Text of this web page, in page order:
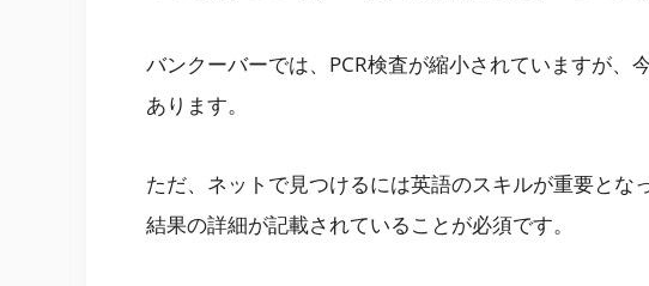
バンクーバーでは、PCR検査が縮小されていますが、
あります。
ただ、ネットで見つけるには英語のスキルが重要とな
結果の詳細が記載されていることが必須です。